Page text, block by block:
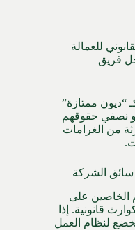
للعمالة
فريق
“ديون ممتازة”
أو نصفي حقوقهم
من الغرامات
الخاصين على
قانونية. إذا
لنظام العمل